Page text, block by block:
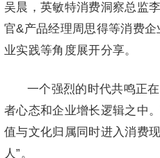
吴晨，英敏特消费洞察总监
官&产品经理周思得等消费
业实践等角度展开分享。
一个强烈的时代共鸣正
者心态和企业增长逻辑之中
值与文化归属同时进入消费
人”。